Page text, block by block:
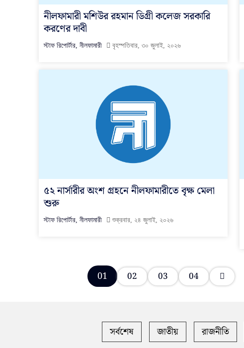
নীলফামারী মশিউর রহমান ডিগ্রী কলেজ সরকারি
করণের দাবী
স্টাফ রিপোর্টার, নীলফামারী বৃহস্পতিবার, ৩০ জুলাই, ২০২৬
৫২ নার্সারীর অংশ গ্রহনে নীলফামারীতে বৃক্ষ মেলা
শুরু
স্টাফ রিপোর্টার, নীলফামারী শুক্রবার, ২৪ জুলাই, ২০২৬
01 02 03 04
সর্বশেষ জাতীয় রাজনীতি